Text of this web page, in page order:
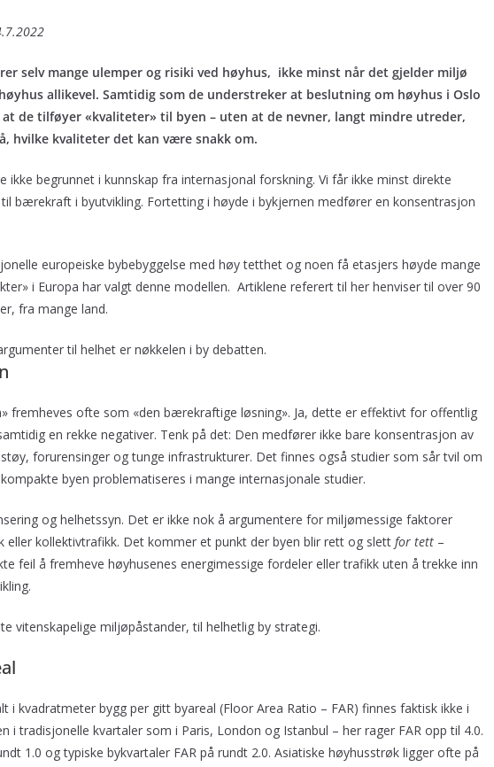
selv mange ulemper og risiki ved høyhus, ikke minst når det gjelder miljø
allikevel. Samtidig som de understreker at beslutning om høyhus i Oslo
de tilføyer «kvaliteter» til byen – uten at de nevner, langt mindre utreder,
hvilke kvaliteter det kan være snakk om.
ikke begrunnet i kunnskap fra internasjonal forskning. Vi får ikke minst direkte
bærekraft i byutvikling. Fortetting i høyde i bykjernen medfører en konsentrasjon
europeiske bybebyggelse med høy tetthet og noen få etasjers høyde mange
i Europa har valgt denne modellen. Artiklene referert til her henviser til over 90
fra mange land.
til helhet er nøkkelen i by debatten.
fremheves ofte som «den bærekraftige løsning». Ja, dette er effektivt for offentlig
en rekke negativer. Tenk på det: Den medfører ikke bare konsentrasjon av
forurensinger og tunge infrastrukturer. Det finnes også studier som sår tvil om
byen problematiseres i mange internasjonale studier.
og helhetssyn. Det er ikke nok å argumentere for miljømessige faktorer
eller kollektivtrafikk. Det kommer et punkt der byen blir rett og slett for tett–
feil å fremheve høyhusenes energimessige fordeler eller trafikk uten å trekke inn
vitenskapelige miljøpåstander, til helhetlig by strategi.
i kvadratmeter bygg per gitt byareal (Floor Area Ratio – FAR) finnes faktisk ikke i
i tradisjonelle kvartaler som i Paris, London og Istanbul – her rager FAR opp til 4.0.
1.0 og typiske bykvartaler FAR på rundt 2.0. Asiatiske høyhusstrøk ligger ofte på